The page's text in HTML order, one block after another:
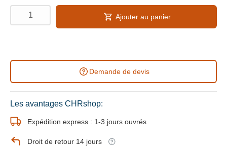
Ajouter au panier
Demande de devis
Les avantages CHRshop:
Expédition express : 1-3 jours ouvrés
Droit de retour 14 jours